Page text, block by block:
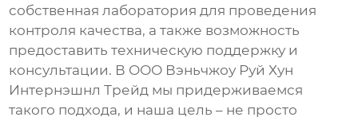
собственная лаборатория для проведения
контроля качества, а также возможность
предоставить техническую поддержку и
консультации. В ООО Вэньчжоу Руй Хун
Интернэшнл Трейд мы придерживаемся
такого подхода, и наша цель – не просто